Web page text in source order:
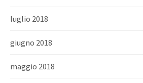
luglio 2018
giugno 2018
maggio 2018